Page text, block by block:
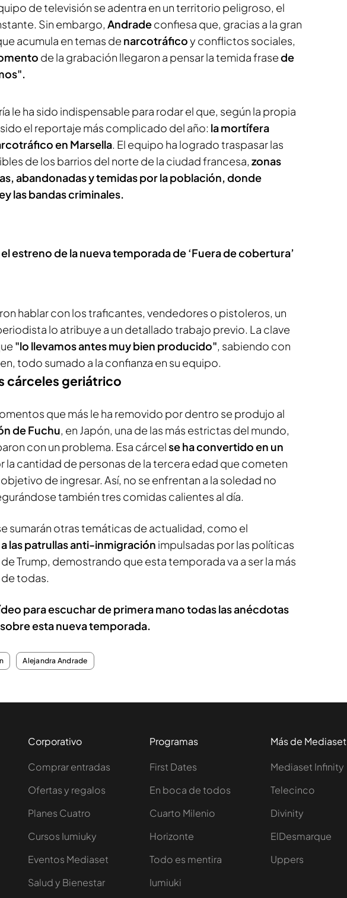
de televisión se adentra en un territorio peligroso, el
Sin embargo, Andradeconfiesa que, gracias a la gran
acumula en temas de narcotráficoy conflictos sociales,
de la grabación llegaron a pensar la temida frasede
le ha sido indispensable para rodar el que, según la propia
el reportaje más complicado del año: la mortífera
en Marsella. El equipo ha logrado traspasar las
de los barrios del norte de la ciudad francesa, zonas
abandonadas y temidas por la población, donde
las bandas criminales.
estreno de la nueva temporada de ‘Fuera de cobertura’
hablar con los traficantes, vendedores o pistoleros, un
lo atribuye a un detallado trabajo previo. La clave
"lo llevamos antes muy bien producido", sabiendo con
todo sumado a la confianza en su equipo.
cárceles geriátrico
que más le ha removido por dentro se produjo al
de Fuchu, en Japón, una de las más estrictas del mundo,
con un problema. Esa cárcelse ha convertido en un
la cantidad de personas de la tercera edad que cometen
de ingresar. Así, no se enfrentan a la soledad no
también tres comidas calientes al día.
sumarán otras temáticas de actualidad, como el
las patrullas anti-inmigración impulsadas por las políticas
Trump, demostrando que esta temporada va a ser la más
todas.
para escuchar de primera mano todas las anécdotas
esta nueva temporada.
Alejandra Andrade
Corporativo
Comprar entradas
Ofertas y regalos
Planes Cuatro
Cursos Iumiuky
Eventos Mediaset
Salud y Bienestar
Programas
First Dates
En boca de todos
Cuarto Milenio
Horizonte
Todo es mentira
Iumiuki
Más de Mediaset
Mediaset Infinity
Telecinco
Divinity
ElDesmarque
Uppers